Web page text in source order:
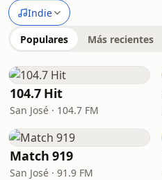
Indie
Populares Más recientes
104.7 Hit
San José · 104.7 FM
Match 919
San José · 91.9 FM